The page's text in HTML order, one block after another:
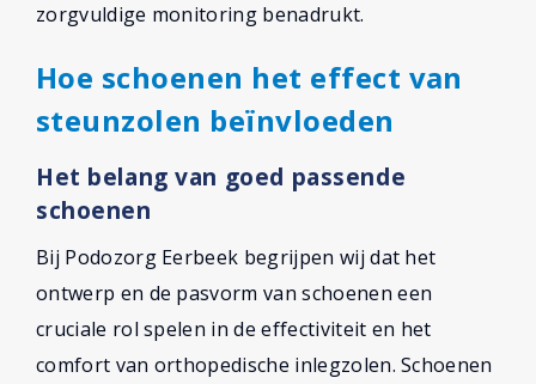
zorgvuldige monitoring benadrukt.
Hoe schoenen het effect van
steunzolen beïnvloeden
Het belang van goed passende
schoenen
Bij Podozorg Eerbeek begrijpen wij dat het
ontwerp en de pasvorm van schoenen een
cruciale rol spelen in de effectiviteit en het
comfort van orthopedische inlegzolen. Schoenen